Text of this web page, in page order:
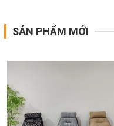
SẢN PHẨM MỚI